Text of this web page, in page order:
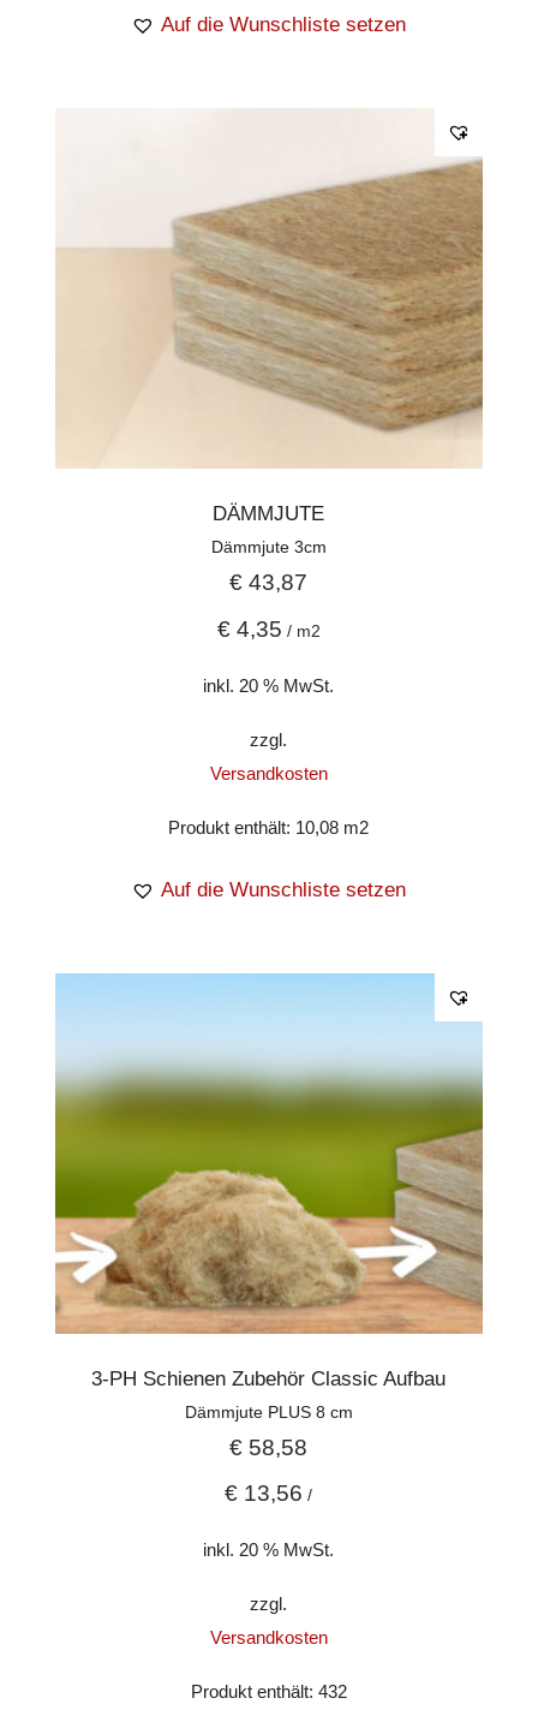
Auf die Wunschliste setzen
DÄMMJUTE
Dämmjute 3cm
€ 43,87
€4,35 / m2
inkl. 20 % MwSt.
zzgl.
Versandkosten
Produkt enthält: 10,08 m2
Auf die Wunschliste setzen
3-PH Schienen Zubehör Classic Aufbau
Dämmjute PLUS 8 cm
€ 58,58
€ 13,56 /
inkl. 20 % MwSt.
zzgl.
Versandkosten
Produkt enthält: 432